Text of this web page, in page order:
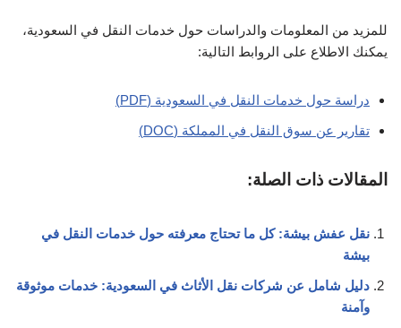
للمزيد من المعلومات والدراسات حول خدمات النقل في السعودية،
يمكنك الاطلاع على الروابط التالية:
دراسة حول خدمات النقل في السعودية (PDF)
تقارير عن سوق النقل في المملكة (DOC)
المقالات ذات الصلة:
نقل عفش بيشة: كل ما تحتاج معرفته حول خدمات النقل في
بيشة
دليل شامل عن شركات نقل الأثاث في السعودية: خدمات موثوقة
وآمنة